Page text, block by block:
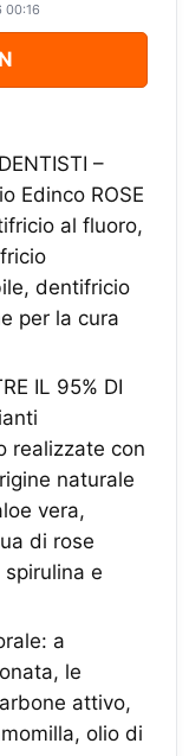
00:16
–
Edinco ROSE
al fluoro,
dentifricio
per la cura
IL 95% DI
realizzate con
naturale
vera,
di rose
e
a
le
attivo,
olio di